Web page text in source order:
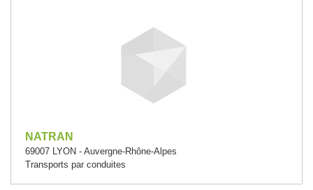
NATRAN
69007 LYON - Auvergne-Rhône-Alpes
Transports par conduites